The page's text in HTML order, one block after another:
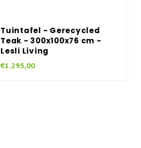
Tuintafel - Gerecycled
Teak - 300x100x76 cm -
Lesli Living
€1.295,00